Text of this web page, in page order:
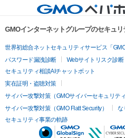
GMOインターネットグループのセキュ
世界初総合ネットセキュリティサービス「
パスワード漏洩診断
Webサイトリスク診断
セキュリティ相談AIチャットボット
実在証明・盗聴対策
サイバー攻撃対策（GMOサイバーセキュリテ
サイバー攻撃対策（GMO Flatt Security）
な
セキュリティ事業の軌跡